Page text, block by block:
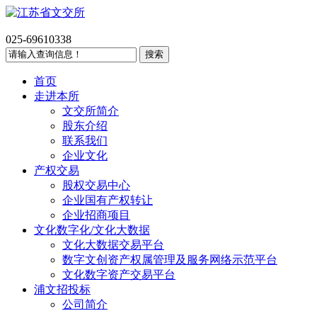
025-69610338
首页
走进本所
文交所简介
股东介绍
联系我们
企业文化
产权交易
股权交易中心
企业国有产权转让
企业招商项目
文化数字化/文化大数据
文化大数据交易平台
数字文创资产权属管理及服务网络示范平台
文化数字资产交易平台
浦文招投标
公司简介